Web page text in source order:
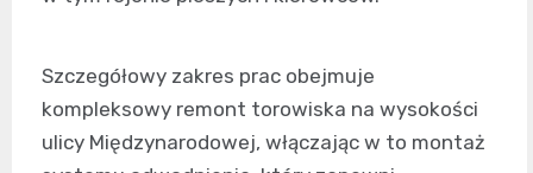
Szczegółowy zakres prac obejmuje
kompleksowy remont torowiska na wysokości
ulicy Międzynarodowej, włączając w to montaż